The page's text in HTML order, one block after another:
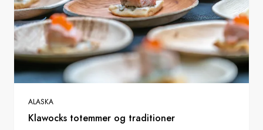
ALASKA
Klawocks totemmer og traditioner